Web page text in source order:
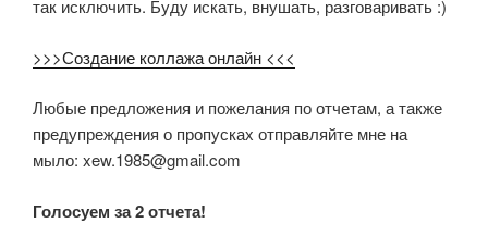
так исключить. Буду искать, внушать, разговаривать :)
>>>Создание коллажа онлайн <<<
Любые предложения и пожелания по отчетам, а также
предупреждения о пропусках отправляйте мне на
мыло: xew.1985@gmail.com
Голосуем за 2 отчета!